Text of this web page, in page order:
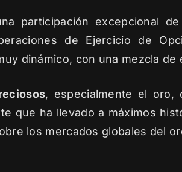
participación excepcional
de Ejercicio de
dinámico, con una mezcla
, especialmente el oro,
que ha llevado a máximos
los mercados globales del